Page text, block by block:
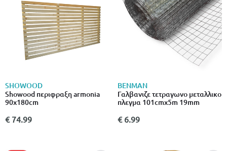
SHOWOOD
Showood περιφραξη armonia
90x180cm
€ 74.99
BENMAN
Γαλβανιζε τετραγωνο μεταλλικο
πλεγμα 101cmx5m 19mm
€ 6.99